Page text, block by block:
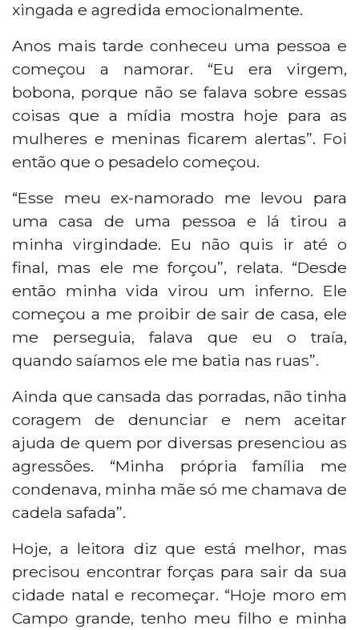
xingada e agredida emocionalmente.
Anos mais tarde conheceu uma pessoa e
começou a namorar. “Eu era virgem,
bobona, porque não se falava sobre essas
coisas que a mídia mostra hoje para as
mulheres e meninas ficarem alertas”. Foi
então que o pesadelo começou.
“Esse meu ex-namorado me levou para
uma casa de uma pessoa e lá tirou a
minha virgindade. Eu não quis ir até o
final, mas ele me forçou”, relata. “Desde
então minha vida virou um inferno. Ele
começou a me proibir de sair de casa, ele
me perseguia, falava que eu o traía,
quando saíamos ele me batia nas ruas”.
Ainda que cansada das porradas, não tinha
coragem de denunciar e nem aceitar
ajuda de quem por diversas presenciou as
agressões. “Minha própria família me
condenava, minha mãe só me chamava de
cadela safada”.
Hoje, a leitora diz que está melhor, mas
precisou encontrar forças para sair da sua
cidade natal e recomeçar. “Hoje moro em
Campo grande, tenho meu filho e minha